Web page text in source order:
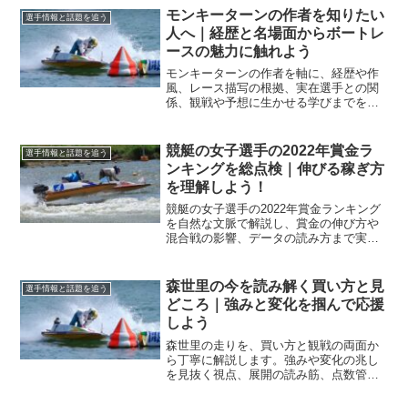
選手情報と話題を追う
モンキーターンの作者を知りたい
人へ｜経歴と名場面からボートレ
ースの魅力に触れよう
モンキーターンの作者を軸に、経歴や作
風、レース描写の根拠、実在選手との関
係、観戦や予想に生かせる学びまでを体
選手情報と話題を追う
競艇の女子選手の2022年賞金ラ
ンキングを総点検｜伸びる稼ぎ方
を理解しよう！
競艇の女子選手の2022年賞金ランキング
を自然な文脈で解説し、賞金の伸び方や
混合戦の影響、データの読み方まで実戦
ょう。
選手情報と話題を追う
森世里の今を読み解く買い方と見
どころ｜強みと変化を掴んで応援
しよう
森世里の走りを、買い方と観戦の両面か
ら丁寧に解説します。強みや変化の兆し
を見抜く視点、展開の読み筋、点数管理